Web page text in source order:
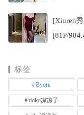
[Xiuren
[81P/
标签
Byoru
rioko凉凉子